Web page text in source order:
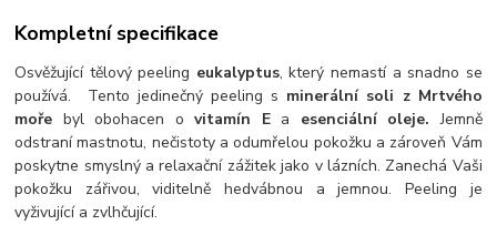
Kompletní specifikace
Osvěžující tělový peeling eukalyptus, který nemastí a snadno se
používá.
Tento jedinečný peeling s minerální soli z Mrtvého
moře byl obohacen ovitamín Ea esenciální oleje.Jemně
odstraní mastnotu, nečistoty a odumřelou pokožku a zároveň Vám
poskytne smyslný a relaxační zážitek jako v lázních. Zanechá Vaši
pokožku zářivou,viditelně hedvábnou a jemnou. Peeling je
vyživující a zvlhčující.